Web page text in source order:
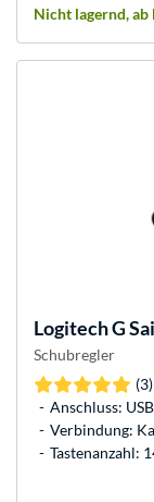
Nicht lagernd,
LogitechG
Schubregler
(3)
Anschluss: USB
Verbindung:
Tastenanzahl: